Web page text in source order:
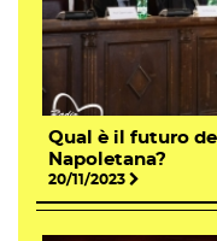
Qual è il futuro
Napoletana?
20/11/2023